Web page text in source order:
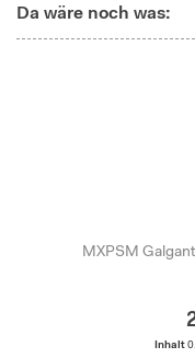
Da wäre noch was:
MXPSM
Inhalt